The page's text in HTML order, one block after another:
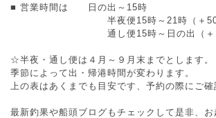
■ 営業時間は 日の出～15時
半夜便15時～21時（＋500
通し便15時～日の出（＋
☆半夜・通し便は４月～９月末までとします。
季節によって出・帰港時間が変わります。
上の表はあくまでも目安です、予約の際にご確
最新釣果や船頭ブログもチェックして是非、お